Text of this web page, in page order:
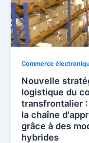
Commerce
Nouvelle
logistique du
transfrontalier
la chaîne
grâce à des
hybrides